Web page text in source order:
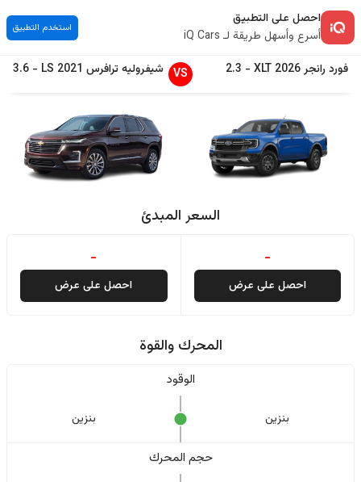
احصل على التطبيق
أسرع وأسهل طريقة لـ iQ Cars
استخدم التطبيق
فورد رانجر2026
XLT
-
2.3
VS شيفروليهترافرس 2021
LS
-
3.6
السعر المبدئ
-
احصل على عرض
-
احصل على عرض
المحرك والقوة
الوقود
بنزين بنزين
حجم المحرك